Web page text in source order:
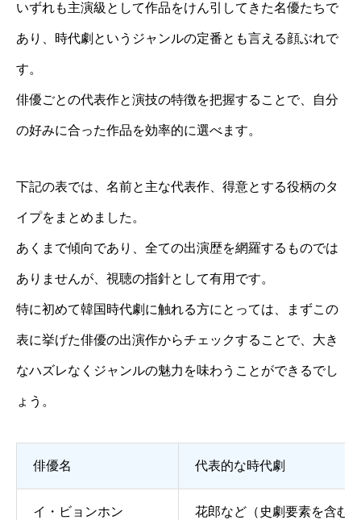
いずれも主演級として作品をけん引してきた名優たちで
あり、時代劇というジャンルの定番とも言える顔ぶれで
す。
俳優ごとの代表作と演技の特徴を把握することで、自分
の好みに合った作品を効率的に選べます。
下記の表では、名前と主な代表作、得意とする役柄のタ
イプをまとめました。
あくまで傾向であり、全ての出演歴を網羅するものでは
ありませんが、視聴の指針として有用です。
特に初めて韓国時代劇に触れる方にとっては、まずこの
表に挙げた俳優の出演作からチェックすることで、大き
なハズレなくジャンルの魅力を味わうことができるでし
ょう。
俳優名 代表的な時代劇
イ・ビョンホン 花郎など（史劇要素を含む